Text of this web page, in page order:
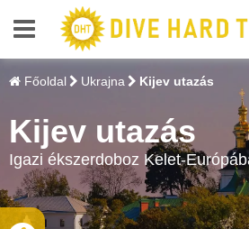
Főoldal Ukrajna Kijev utazás
Kijev utazás
Igazi ékszerdoboz Kelet-